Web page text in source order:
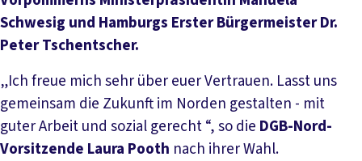
Schwesig und Hamburgs Erster Bürgermeister Dr.
Peter Tschentscher.
„Ich freue mich sehr über euer Vertrauen. Lasst uns
gemeinsam die Zukunft im Norden gestalten - mit
guter Arbeit und sozial gerecht “, so die DGB-Nord-
Vorsitzende Laura Pooth nach ihrer Wahl.